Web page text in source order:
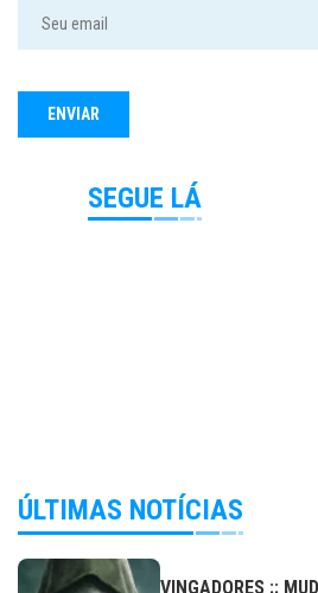
SEGUE LÁ
ÚLTIMAS NOTÍCIAS
VINGADORES ::